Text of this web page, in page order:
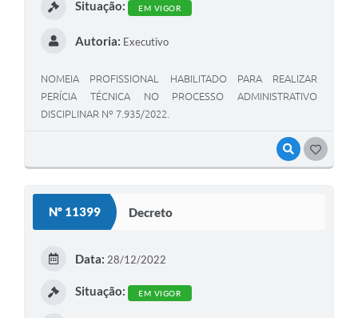
VISUALIZAR
Situação: EM VIGOR
Autoria: Executivo
NOMEIA PROFISSIONAL HABILITADO PARA REALIZAR
PERÍCIA TÉCNICA NO PROCESSO ADMINISTRATIVO
DISCIPLINAR Nº 7.935/2022.
Nº 11399 Decreto
Data: 28/12/2022
Situação: EM VIGOR